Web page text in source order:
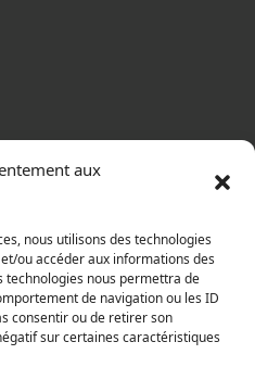
aux
nous utilisons des technologies
ou accéder aux informations des
technologies nous permettra de
de navigation ou les ID
consentir ou de retirer son
sur certaines caractéristiques
17h20
16h